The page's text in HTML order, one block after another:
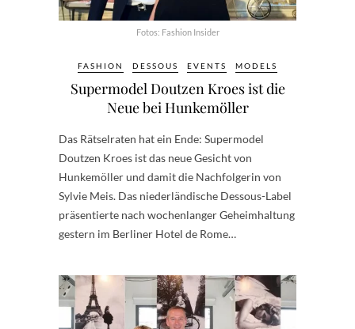
Fotos: Fashion Insider
FASHION DESSOUS EVENTS MODELS
Supermodel Doutzen Kroes ist die
Neue bei Hunkemöller
Das Rätselraten hat ein Ende: Supermodel
Doutzen Kroes ist das neue Gesicht von
Hunkemöller und damit die Nachfolgerin von
Sylvie Meis. Das niederländische Dessous-Label
präsentierte nach wochenlanger Geheimhaltung
gestern im Berliner Hotel de Rome…